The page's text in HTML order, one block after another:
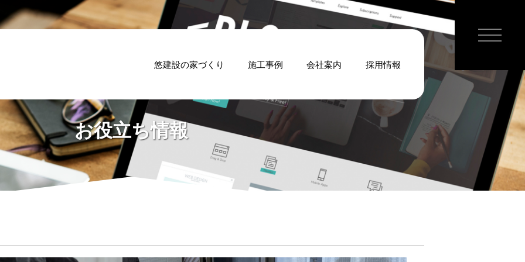
悠建設の家づくり 施工事例 会社案内 採用情報
お役立ち情報